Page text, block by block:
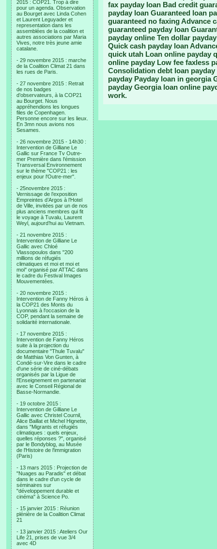
2015 : COP21. Trop à dire
pour un agenda. Observation
au Bourget avec Linda Cohen
et Laurent Leguyader et
representation dans les
assemblées de la coalition et
autres associations par Maria
Vives, notre très jeune amie
catalane.
- 29 novembre 2015 : marche
de la Coalition Climat 21 dans
les rues de Paris.
- 27 novembre 2015 : Retrait
de nos badges
d’observateurs, à la COP21
au Bourget. Nous
appréhendions les longues
files de Copenhagen.
Personne encore sur les lieux.
En 3mn nous avions nos
Sesames.
- 26 novembre 2015 - 14h30 :
Intervention de Gilliane Le
Gallic sur France Tv Outre-
mer Première dans l'émission
Transversal Environnement
sur le thème "COP21 : les
enjeux pour l'Outre-mer".
- 25novembre 2015 :
Vernissage de l’exposition
Empreintes d’Argos à l’Hotel
de Ville, invitées par un de nos
plus anciens membres qui fit
le voyage à Tuvalu, Laurent
Weyl, aujourd’hui au Vietnam.
- 21 novembre 2015 :
Intervention de Gilliane Le
Gallic avec Chloé
Vlassopoulos dans "200
millions de réfugiés
climatiques et moi et moi et
moi" organisé par ATTAC dans
le cadre du Festival Images
Mouvementées.
- 20 novembre 2015 :
Intervention de Fanny Héros à
la COP21 des Monts du
Lyonnais à l'occasion de la
COP, pendant la semaine de
solidarité internationale.
- 17 novembre 2015 :
Intervention de Fanny Héros
suite à la projection du
documentaire "Thule Tuvalu"
de Matthias Von Gunten, à
Condé-sur-Vire dans le cadre
d'une série de ciné-débats
organisés par la Ligue de
l'Enseignement en partenariat
avec le Conseil Régional de
Basse-Normandie.
- 19 octobre 2015 :
Intervention de Gilliane Le
Gallic avec Christel Cournil,
Alice Baillat et Michel Hignette,
dans "Migrants et réfugiés
climatiques : quels enjeux,
quelles réponses ?", organisé
par le Bondyblog, au Musée
de l'Histoire de l'immigration
(Paris)
- 13 mars 2015 : Projection de
"Nuages au Paradis" et débat
dans le cadre d'un cycle de
séminaires sur
"développement durable et
cinéma" à Science Po.
- 15 janvier 2015 : Réunion
plénière de la Coalition Climat
21
- 13 janvier 2015 : Ateliers Our
Life 21, prises de vue 3/4
avec 4D
fax payday loan Bad credit
payday loan Guaranteed loan
guaranteed no faxing Advance
guaranteed payday loan
payday online Ten dollar
Quick cash payday loan
quick utah Loan online payday
online payday Low fee faxless
Consolidation debt loan
payday Payday loan in georgia
payday Georgia loan online
work.